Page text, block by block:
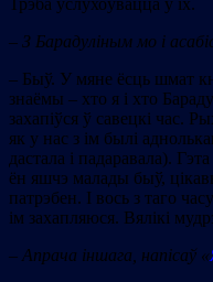
Трэба ўслухоўвацца ў іх.
– З Барадуліным мо і
– Быў. У мяне ёсць шмат
знаёмы – хто я і хто
захапіўся ў савецкі час.
як у нас з ім былі
дастала і падаравала).
ён яшчэ малады быў,
патрэбен. І вось з таго
ім захапляюся. Вялікі
– Апрача іншага, напісаў «